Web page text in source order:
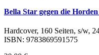
Bella Star gegen die
Hardcover, 160 Seiten, s/w,
ISBN: 9783869591575